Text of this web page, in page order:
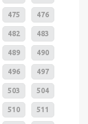
475 476
482 483
489 490
496 497
503 504
510 511